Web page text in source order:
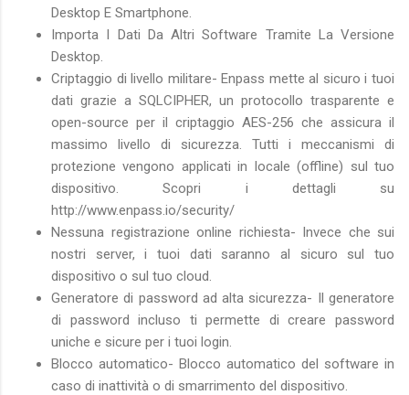
Desktop E Smartphone.
Importa I Dati Da Altri Software Tramite La Versione
Desktop.
Criptaggio di livello militare- Enpass mette al sicuro i tuoi
dati grazie a SQLCIPHER, un protocollo trasparente e
open-source per il criptaggio AES-256 che assicura il
massimo livello di sicurezza. Tutti i meccanismi di
protezione vengono applicati in locale (offline) sul tuo
dispositivo. Scopri i dettagli su
http://www.enpass.io/security/
Nessuna registrazione online richiesta- Invece che sui
nostri server, i tuoi dati saranno al sicuro sul tuo
dispositivo o sul tuo cloud.
Generatore di password ad alta sicurezza- Il generatore
di password incluso ti permette di creare password
uniche e sicure per i tuoi login.
Blocco automatico- Blocco automatico del software in
caso di inattività o di smarrimento del dispositivo.